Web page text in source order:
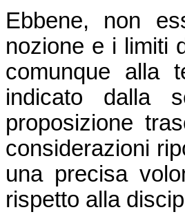
Ebbene, non
nozione e i limiti
comunque alla
indicato dalla
proposizione
considerazioni
una precisa
rispetto alla